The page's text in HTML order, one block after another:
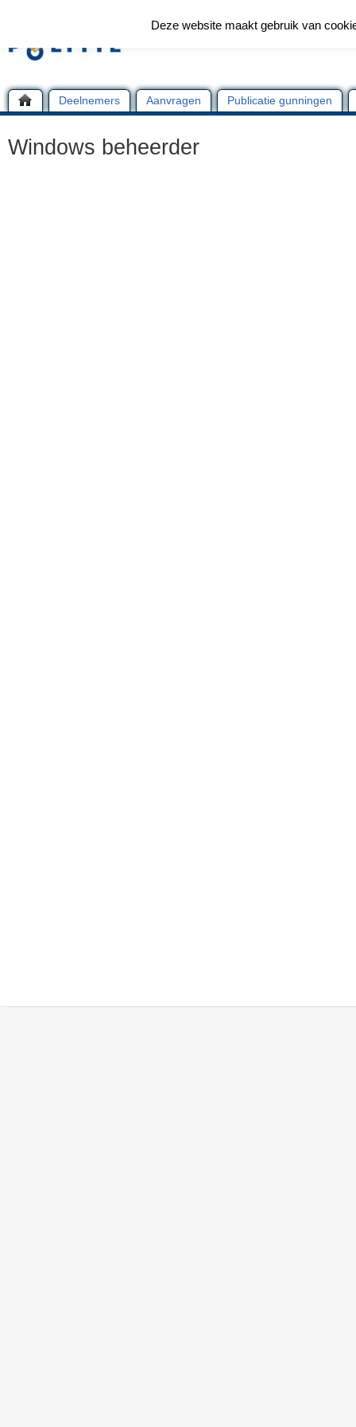
Deelnemers Aanvragen Publicatie gunningen
Windows beheerder
Deze website maakt gebruik van